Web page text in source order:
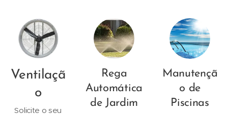
Ventilaçã
o
Solicite o seu
Rega
Automática
de Jardim
Manutençã
o de
Piscinas